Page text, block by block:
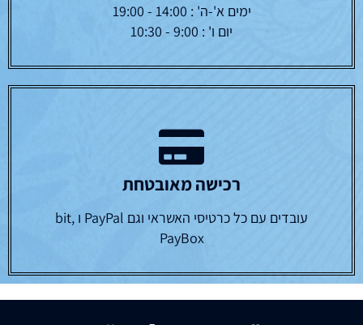
ימים א'-ה' : 14:00 - 19:00
יום ו' : 9:00 - 10:30
רכישה מאובטחת
עובדים עם כל כרטיסי האשראי וגם PayPal ו bit,
PayBox